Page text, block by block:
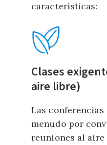
características:
Clases
aire libre)
Las
menudo por
reuniones al